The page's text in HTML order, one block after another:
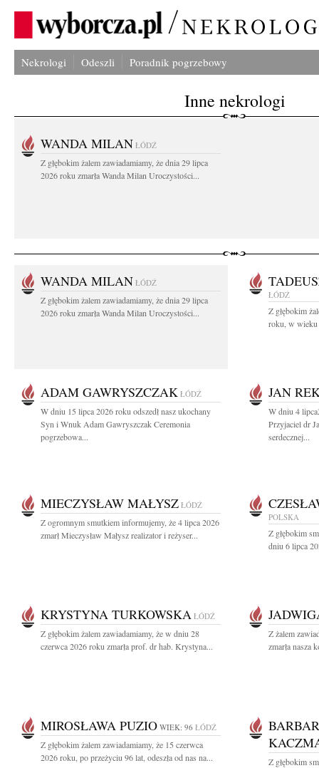
Nekrologi Odeszli Poradnik pogrzebowy
Inne nekrologi
WANDA MILAN ŁÓDŹ
Z głębokim żalem zawiadamiamy, że dnia 29 lipca
2026 roku zmarła Wanda Milan Uroczystości...
WANDA MILAN ŁÓDŹ
Z głębokim żalem zawiadamiamy, że dnia 29 lipca
2026 roku zmarła Wanda Milan Uroczystości...
ŁÓDŹ
Z głębokim
roku, w wieku
ADAM GAWRYSZCZAK ŁÓDŹ
W dniu 15 lipca 2026 roku odszedł nasz ukochany
Syn i Wnuk Adam Gawryszczak Ceremonia
pogrzebowa...
JAN
W dniu 4
Przyjaciel dr
serdecznej...
MIECZYSŁAW MAŁYSZ ŁÓDŹ
Z ogromnym smutkiem informujemy, że 4 lipca 2026
zmarł Mieczysław Małysz realizator i reżyser...
POLSKA
Z głębokim
dniu 6 lipca
KRYSTYNA TURKOWSKA ŁÓDŹ
Z głębokim żalem zawiadamiamy, że w dniu 28
czerwca 2026 roku zmarła prof. dr hab. Krystyna...
Z żalem
zmarła nasza
MIROSŁAWA PUZIO WIEK: 96 ŁÓDŹ
Z głębokim żalem zawiadamiamy, że 15 czerwca
2026 roku, po przeżyciu 96 lat, odeszła od nas na...
Z głębokim